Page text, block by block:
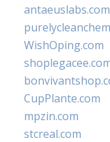
antaeuslabs.com
WishOping.com
CupPlante.com
mpzin.com
stcreal.com